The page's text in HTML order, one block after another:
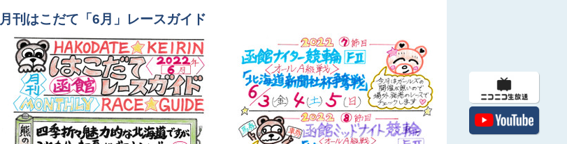
月刊はこだて「6月」レースガイド